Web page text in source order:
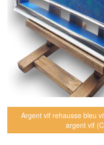
Argent vif rehausse bleu
argent vif